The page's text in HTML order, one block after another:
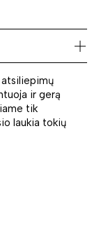
ir gerą
tik
laukia tokių